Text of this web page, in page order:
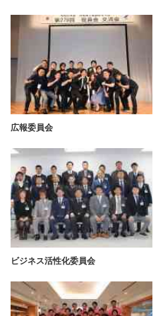
広報委員会
ビジネス活性化委員会